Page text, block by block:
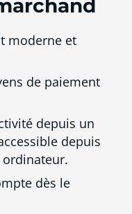
moderne et
de paiement
depuis un
depuis
dès le